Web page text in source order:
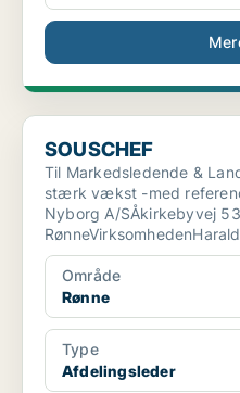
SOUSCHEF
SOUSCHEF
Til Markedsledende &
stærk vækst -med
Nyborg A/SÅkirkebyvej
Område
Rønne
Type
Afdelingsleder